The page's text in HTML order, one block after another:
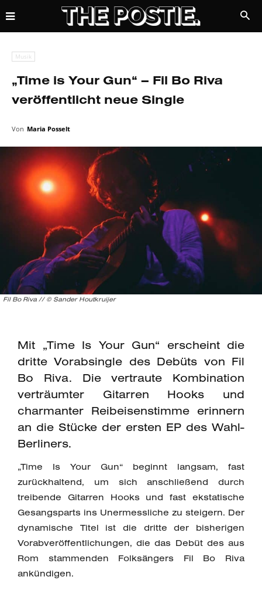
Musik
„Time is Your Gun“ – Fil Bo Riva
veröffentlicht neue Single
Von Maria Posselt
Fil Bo Riva // © Sander Houtkruijer
Mit „Time Is Your Gun“ erscheint die
dritte Vorabsingle des Debüts von Fil
Bo Riva. Die vertraute Kombination
verträumter Gitarren Hooks und
charmanter Reibeisenstimme erinnern
an die Stücke der ersten EP des Wahl-
Berliners.
„Time Is Your Gun“ beginnt langsam, fast
zurückhaltend, um sich anschließend durch
treibende Gitarren Hooks und fast ekstatische
Gesangsparts ins Unermessliche zu steigern. Der
dynamische Titel ist die dritte der bisherigen
Vorabveröffentlichungen, die das Debüt des aus
Rom stammenden Folksängers Fil Bo Riva
ankündigen.